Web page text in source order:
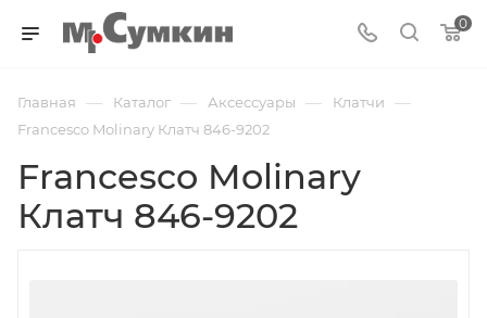
0
Главная — Каталог — Аксессуары — Клатчи —
Francesco Molinary Клатч 846-9202
Francesco Molinary
Клатч 846-9202